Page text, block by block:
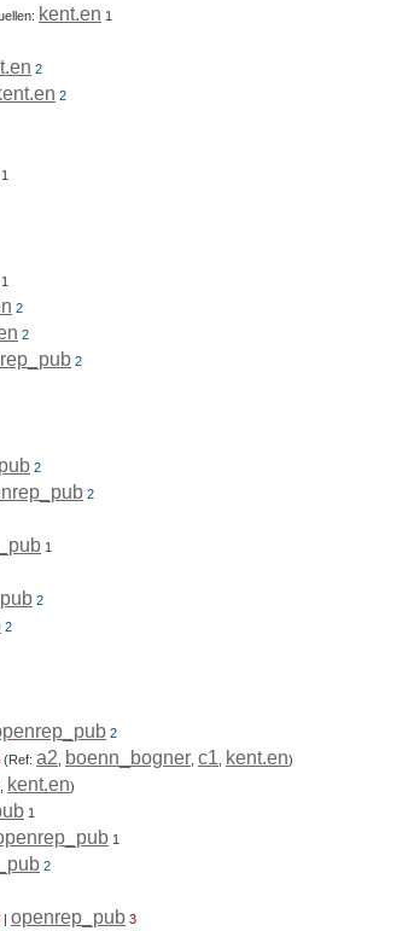
kent.en 1
2
2
1
1
2
2
2
2
2
1
2
2
2
(Ref: a2 boenn_bogner c1 kent.en)
kent.en)
1
1
2
| openrep_pub 3